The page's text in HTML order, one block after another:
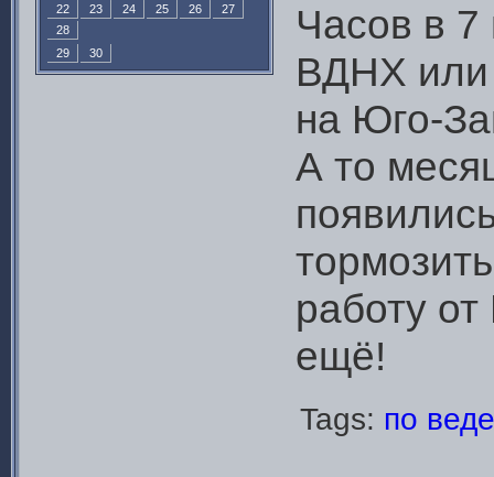
22
23 24 25 26
27
28
29
30
Часов в 7
ВДНХ или
на Юго-
А то
работу
ещё!
Tags: по